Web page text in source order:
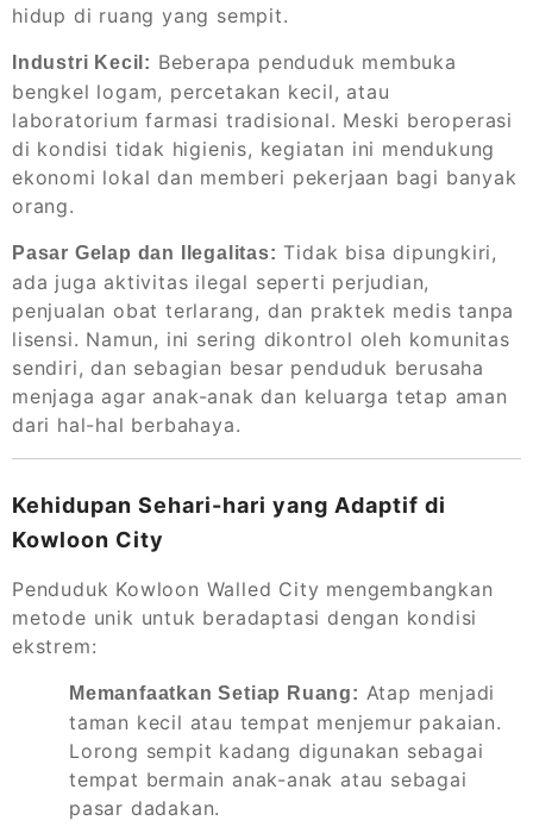
hidup di ruang yang sempit.
Industri Kecil: Beberapa penduduk membuka
bengkel logam, percetakan kecil, atau
laboratorium farmasi tradisional. Meski beroperasi
di kondisi tidak higienis, kegiatan ini mendukung
ekonomi lokal dan memberi pekerjaan bagi banyak
orang.
Pasar Gelap dan Ilegalitas: Tidak bisa dipungkiri,
ada juga aktivitas ilegal seperti perjudian,
penjualan obat terlarang, dan praktek medis tanpa
lisensi. Namun, ini sering dikontrol oleh komunitas
sendiri, dan sebagian besar penduduk berusaha
menjaga agar anak-anak dan keluarga tetap aman
dari hal-hal berbahaya.
Kehidupan Sehari-hari yang Adaptif di
Kowloon City
Penduduk Kowloon Walled City mengembangkan
metode unik untuk beradaptasi dengan kondisi
ekstrem:
Memanfaatkan Setiap Ruang: Atap menjadi
taman kecil atau tempat menjemur pakaian.
Lorong sempit kadang digunakan sebagai
tempat bermain anak-anak atau sebagai
pasar dadakan.